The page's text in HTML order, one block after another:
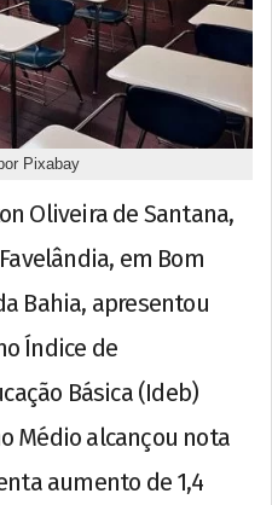
Pixabay
Oliveira de Santana,
em Bom
Bahia, apresentou
Índice de
Básica (Ideb)
Médio alcançou nota
aumento de 1,4